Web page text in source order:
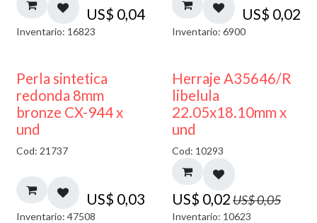
US$ 0,04
Inventario: 16823
US$ 0,02
Inventario: 6900
Perla sintetica
redonda 8mm
bronze CX-944 x
und
Cod: 21737
US$ 0,03
Inventario: 47508
50% DESCUENTO
Herraje A35646/R
libelula
22.05x18.10mm x
und
Cod: 10293
US$ 0,02US$0,05
Inventario: 10623